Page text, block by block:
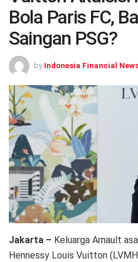
Bola Paris FC,
Saingan PSG?
by Indonesia Financial
Jakarta – Keluarga Arnault
Hennessy Louis Vuitton